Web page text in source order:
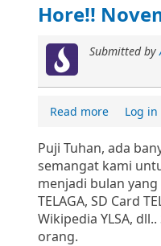
Hore!!
Submitted by
Read more Log in
Puji Tuhan, ada
semangat kami
menjadi bulan
TELAGA, SD Card
Wikipedia YLSA,
orang.